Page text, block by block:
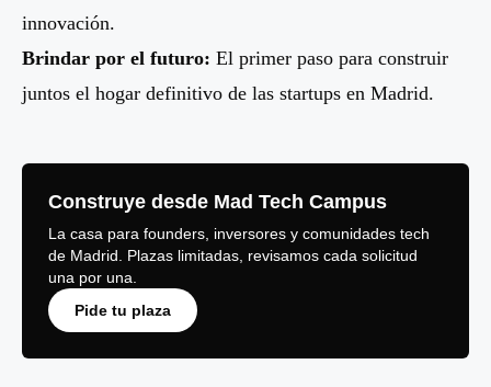
innovación.
Brindar por el futuro: El primer paso para construir
juntos el hogar definitivo de las startups en Madrid.
Construye desde Mad Tech Campus
La casa para founders, inversores y comunidades tech
de Madrid. Plazas limitadas, revisamos cada solicitud
una por una.
Pide tu plaza